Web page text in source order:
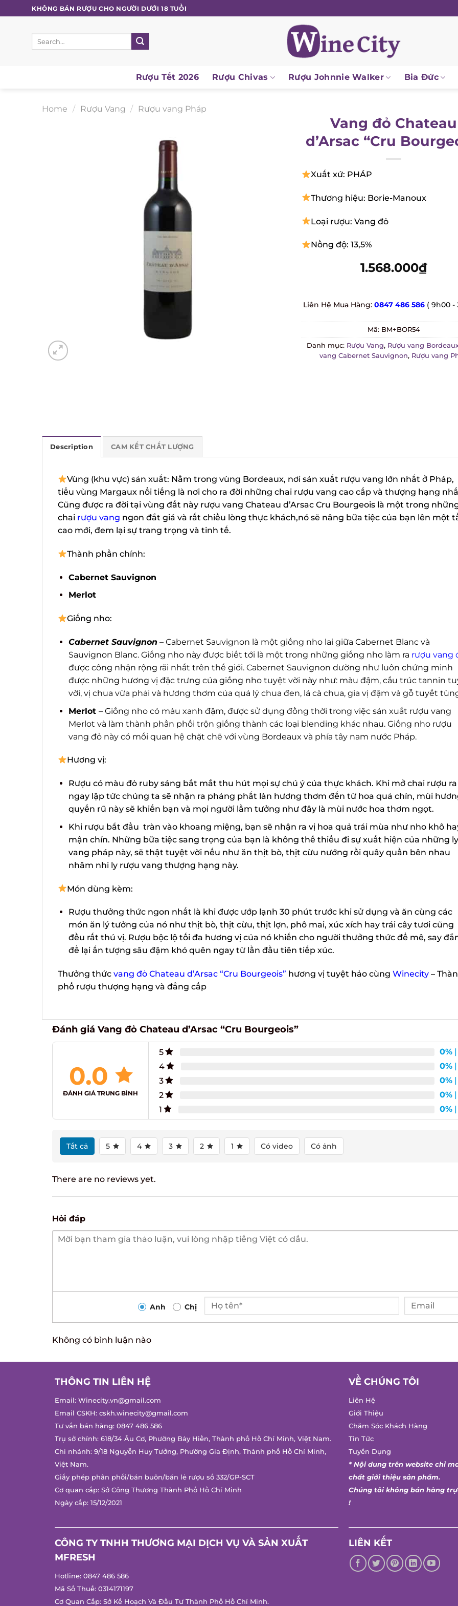
to
content
KHÔNG BÁN RƯỢU CHO NGƯỜI DƯỚI 18 TUỔI
Rượu Tết 2026 Rượu Chivas Rượu Johnnie Walker Bia Đức
Home Rượu Vang Rượu vang Pháp
Vang đỏ Chateau
d’Arsac “Cru
Xuất xứ: PHÁP
Thương hiệu: Borie-Manoux
Loại rượu: Vang đỏ
Nồng độ: 13,5%
1.568.000₫
Liên Hệ Mua Hàng:0847 486 586 ( 9h00 -
Mã:BM+BOR54
Danh mục:Rượu Vang,Rượu vang Bordeaux
vang Cabernet Sauvignon,Rượu vang
Description CAM KẾT CHẤT LƯỢNG
Vùng (khu vực) sản xuất: Nằm trong vùng Bordeaux, nơi sản xuất rượu vang lớn nhất ở Pháp,
tiểu vùng Margaux nổi tiếng là nơi cho ra đời những chai rượu vang cao cấp và thượng hạng
Cũng được ra đời tại vùng đất này rượu vang Chateau d’Arsac Cru Bourgeois là một trong những
chairượu vangngon đắt giá và rất chiều lòng thực khách,nó sẽ nâng bữa tiệc của bạn lên một
cao mới, đem lại sự trang trọng và tinh tế.
Thành phần chính:
Cabernet Sauvignon
Merlot
Giống nho:
Cabernet Sauvignon– Cabernet Sauvignon là một giống nho lai giữa Cabernet Blanc và
Sauvignon Blanc. Giống nho này được biết tới là một trong những giống nho làm rarượu vang
được công nhận rộng rãi nhất trên thế giới. Cabernet Sauvignon dường như luôn chứng minh
được những hương vị đặc trưng của giống nho tuyệt vời này như: màu đậm, cấu trúc tannin
vời, vị chua vừa phải và hương thơm của quả lý chua đen, lá cà chua, gia vị đậm và gỗ tuyết tùng.
Merlot– Giống nho có màu xanh đậm, được sử dụng đồng thời trong việc sản xuất rượu vang
Merlot và làm thành phần phối trộn giống thành các loại blending khác nhau. Giống nho rượu
vang đỏ này có mối quan hệ chặt chẽ với vùng Bordeaux và phía tây nam nước Pháp.
Hương vị:
Rượu có màu đỏ ruby sáng bắt mắt thu hút mọi sự chú ý của thực khách. Khi mở chai rượu ra
ngay lập tức chúng ta sẽ nhận ra phảng phất làn hương thơm đến từ hoa quả chín, mùi
quyến rũ này sẽ khiến bạn và mọi người lầm tưởng như đây là mùi nước hoa thơm ngọt.
Khi rượu bắt đầu tràn vào khoang miệng, bạn sẽ nhận ra vị hoa quả trái mùa như nho khô hay
mận chín. Những bữa tiệc sang trọng của bạn là không thể thiếu đi sự xuất hiện của những ly
vang pháp này, sẽ thật tuyệt vời nếu như ăn thịt bò, thịt cừu nướng rồi quây quần bên nhau
nhâm nhi ly rượu vang thượng hạng này.
Món dùng kèm:
Rượu thưởng thức ngon nhất là khi được ướp lạnh 30 phút trước khi sử dụng và ăn cùng các
món ăn lý tưởng của nó như thịt bò, thịt cừu, thịt lợn, phô mai, xúc xích hay trái cây tươi cũng
đều rất thú vị. Rượu bộc lộ tối đa hương vị của nó khiến cho người thưởng thức để mê, say
để lại ấn tượng sâu đậm khó quên ngay từ lần đầu tiên tiếp xúc.
Thưởng thứcvang đỏ Chateau d’Arsac “Cru Bourgeois”hương vị tuyệt hảo cùngWinecity–
phố rượu thượng hạng và đẳng cấp
Đánh giá Vang đỏ Chateau d’Arsac “Cru Bourgeois”
0.0
ĐÁNH GIÁ TRUNG BÌNH
5 0%|
4
0%|
3
0%|
2
0%|
0%|
Tất cả 5 4 3 2 1 Có video Có ảnh
There are no reviews yet.
Hỏi đáp
Anh Chị
Không có bình luận nào
THÔNG TIN LIÊN HỆ
Email:Winecity.vn@gmail.com
Email CSKH:cskh.winecity@gmail.com
Tư vấn bán hàng:0847 486 586
Trụ sở chính: 618/34 Âu Cơ, Phường Bảy Hiền, Thành phố Hồ Chí Minh, Việt Nam.
Chi nhánh: 9/18 Nguyễn Huy Tưởng, Phường Gia Định, Thành phố Hồ Chí Minh,
Việt Nam.
Giấy phép phân phối/bán buôn/bán lẻ rượu số 332/GP-SCT
Cơ quan cấp: Sở Công Thương Thành Phố Hồ Chí Minh
Ngày cấp: 15/12/2021
VỀ CHÚNG TÔI
Liên Hệ
Giới Thiệu
Chăm Sóc Khách Hàng
Tin Tức
Tuyển Dụng
* Nội dung trên website chỉ
chất giới thiệu sản phẩm.
Chúng tôi không bán hàng
CÔNG TY TNHH THƯƠNG MẠI DỊCH VỤ VÀ SẢN XUẤT
MFRESH
Hotline:0847 486 586
Mã Số Thuế: 0314171197
Cơ Quan Cấp: Sở Kế Hoạch Và Đầu Tư Thành Phố Hồ Chí Minh.
LIÊN KẾT